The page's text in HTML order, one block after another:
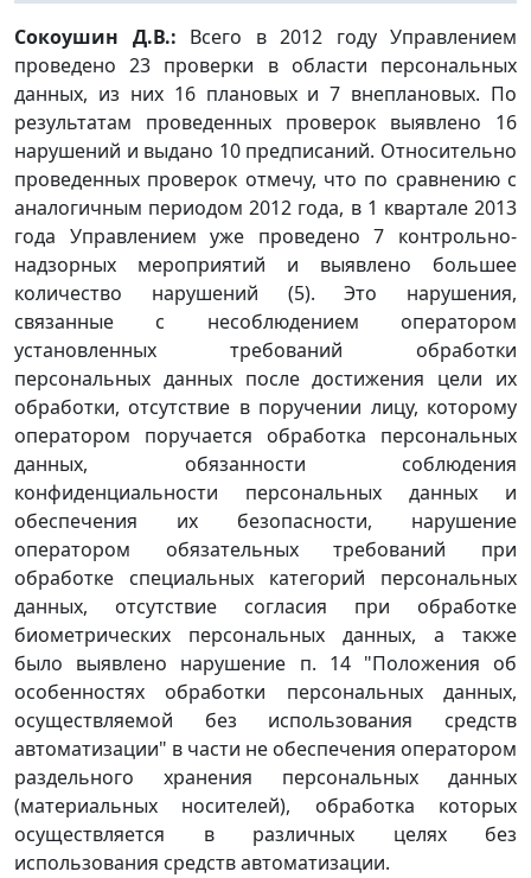
Сокоушин Д.В.: Всего в 2012 году Управлением
проведено 23 проверки в области персональных
данных, из них 16 плановых и 7 внеплановых. По
результатам проведенных проверок выявлено 16
нарушений и выдано 10 предписаний. Относительно
проведенных проверок отмечу, что по сравнению с
аналогичным периодом 2012 года, в 1 квартале 2013
года Управлением уже проведено 7 контрольно-
надзорных мероприятий и выявлено большее
количество нарушений (5). Это нарушения,
связанные с несоблюдением оператором
установленных требований обработки
персональных данных после достижения цели их
обработки, отсутствие в поручении лицу, которому
оператором поручается обработка персональных
данных, обязанности соблюдения
конфиденциальности персональных данных и
обеспечения их безопасности, нарушение
оператором обязательных требований при
обработке специальных категорий персональных
данных, отсутствие согласия при обработке
биометрических персональных данных, а также
было выявлено нарушение п. 14 "Положения об
особенностях обработки персональных данных,
осуществляемой без использования средств
автоматизации" в части не обеспечения оператором
раздельного хранения персональных данных
(материальных носителей), обработка которых
осуществляется в различных целях без
использования средств автоматизации.